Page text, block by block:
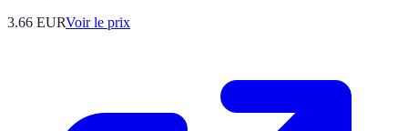
3.66 EURVoir le prix